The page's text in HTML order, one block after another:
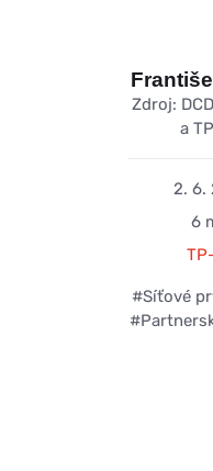
Zdroj:
a
2. 6.
6
#Síťové